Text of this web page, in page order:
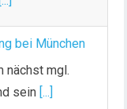
bei München
nächst mgl.
sein [...]